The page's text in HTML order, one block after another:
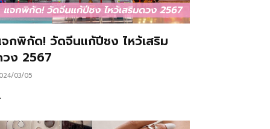
กพิกัด! วัดจีนแก้ปีชง ไหว้เสริม
ง 2567
03/05